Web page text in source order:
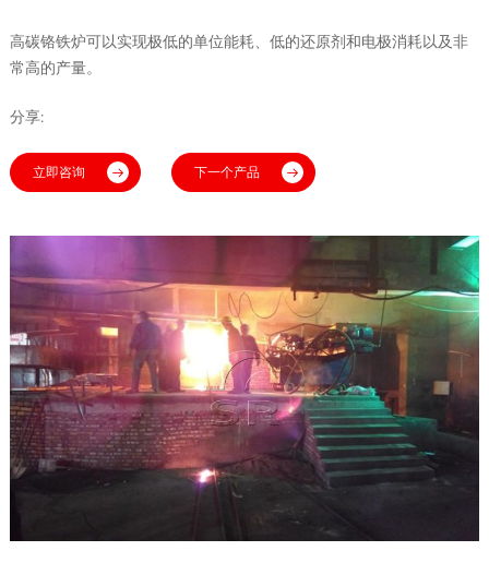
高碳铬铁炉可以实现极低的单位能耗、低的还原剂和电极消耗以及非
常高的产量。
分享:
立即咨询 下一个产品